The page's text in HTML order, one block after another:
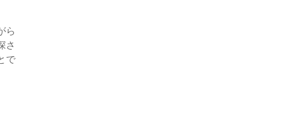
ら
さ
で